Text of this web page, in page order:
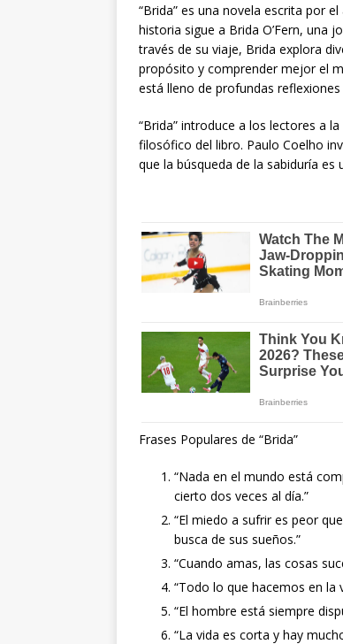
“Brida” es una novela escrita por
historia sigue a Brida O’Fern, una
través de su viaje, Brida explora
propósito y comprender mejor el
está lleno de profundas
“Brida” introduce a los lectores a
filosófico del libro. Paulo Coelho
que la búsqueda de la sabiduría
Frases Populares de “Brida”
“Nada en el mundo está
cierto dos veces al día.”
“El miedo a sufrir es peor
busca de sus sueños.”
“Cuando amas, las cosas
“Todo lo que hacemos en la
“El hombre está siempre
“La vida es corta y hay